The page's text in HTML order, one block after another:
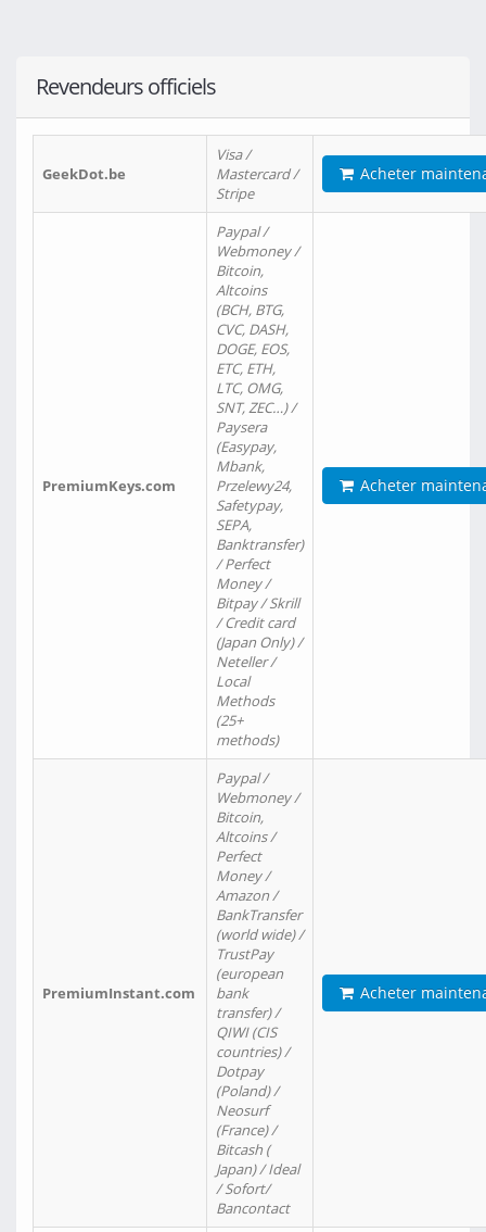
Revendeurs officiels
GeekDot.be
Visa /
Mastercard /
Stripe
Acheter
PremiumKeys.com
Paypal /
Webmoney /
Bitcoin,
Altcoins
(BCH, BTG,
CVC, DASH,
DOGE, EOS,
ETC, ETH,
LTC, OMG,
SNT, ZEC…) /
Paysera
(Easypay,
Mbank,
Przelewy24,
Safetypay,
SEPA,
Banktransfer)
/ Perfect
Money /
Bitpay / Skrill
/ Credit card
(Japan Only) /
Neteller /
Local
Methods
(25+
methods)
Acheter
PremiumInstant.com
Paypal /
Webmoney /
Bitcoin,
Altcoins /
Perfect
Money /
Amazon /
BankTransfer
(world wide) /
TrustPay
(european
bank
transfer) /
QIWI (CIS
countries) /
Dotpay
(Poland) /
Neosurf
(France) /
Bitcash (
Japan) / Ideal
/ Sofort/
Bancontact
Acheter